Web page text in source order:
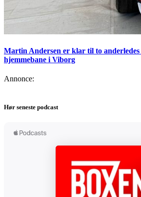
Martin Andersen er klar til to anderledes
hjemmebane i Viborg
Annonce:
Hør seneste podcast